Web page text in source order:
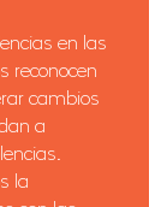
en las
reconocen
cambios
a
la